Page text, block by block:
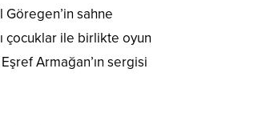
sahne
çocuklar ile birlikte oyun
Armağan’ın sergisi